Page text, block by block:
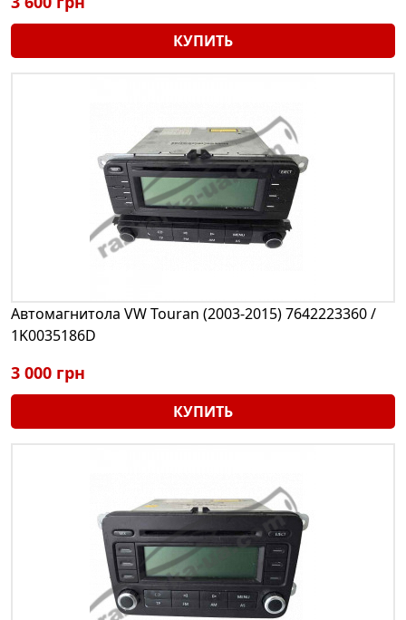
КУПИТЬ
Автомагнитола VW Touran (2003-2015) 7642223360 /
1K0035186D
3 000 грн
КУПИТЬ